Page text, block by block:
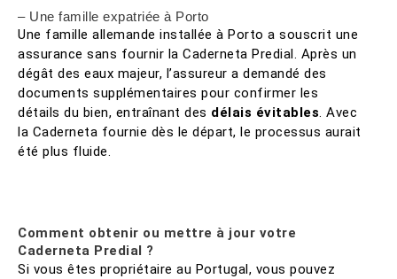
– Une famille expatriée à Porto
Une famille allemande installée à Porto a souscrit une
assurance sans fournir la Caderneta Predial. Après un
dégât des eaux majeur, l’assureur a demandé des
documents supplémentaires pour confirmer les
détails du bien, entraînant des délais évitables. Avec
la Caderneta fournie dès le départ, le processus aurait
été plus fluide.
Comment obtenir ou mettre à jour votre
Caderneta Predial ?
Si vous êtes propriétaire au Portugal, vous pouvez